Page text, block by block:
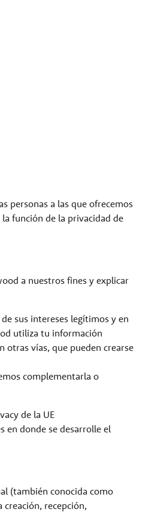
personas a las que ofrecemos
función de la privacidad de
a nuestros fines y explicar
sus intereses legítimos y en
utiliza tu información
otras vías, que pueden crearse
complementarla o
de la UE
en donde se desarrolle el
(también conocida como
recepción,